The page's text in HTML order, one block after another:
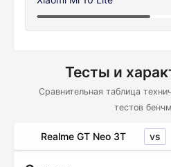
Тесты и
Сравнительная таблица
тестов
Realme GT Neo 3T vs